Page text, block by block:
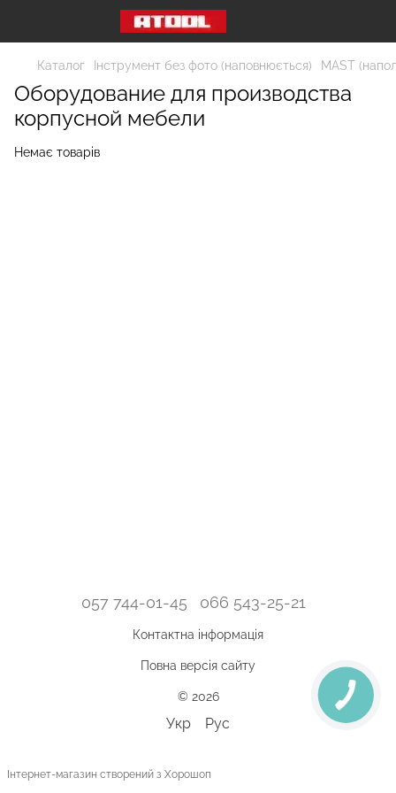
Каталог Інструмент без фото (наповнюється) MAST
Оборудование для производства
корпусной мебели
Немає товарів
057 744-01-45 066 543-25-21
Контактна інформація
Повна версія сайту
© 2026
Укр Рус
Інтернет-магазин створений з Хорошоп